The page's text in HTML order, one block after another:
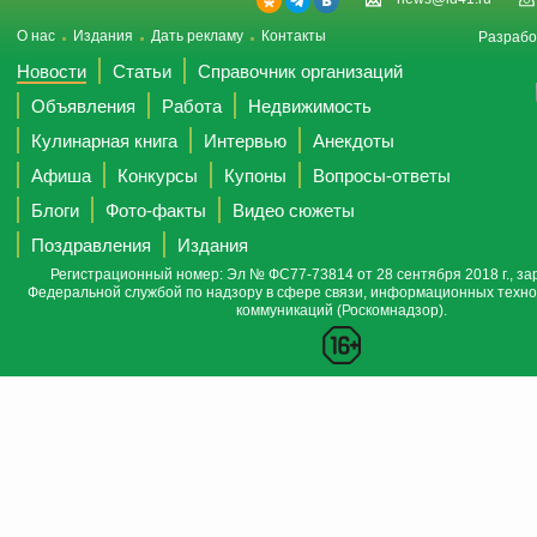
О нас Издания Дать рекламу Контакты
Новости Статьи
Справочник организаций
Объявления
Работа
Недвижимость
Кулинарная книга
Интервью
Анекдоты
Афиша
Конкурсы Купоны
Вопросы-ответы
Блоги
Фото-факты
Видео сюжеты
Поздравления
Издания
Регистрационный номер: Эл № ФС77-73814 от 28 сентября 2018 г.,
Федеральной службой по надзору в сфере связи, информационных
коммуникаций (Роскомнадзор).